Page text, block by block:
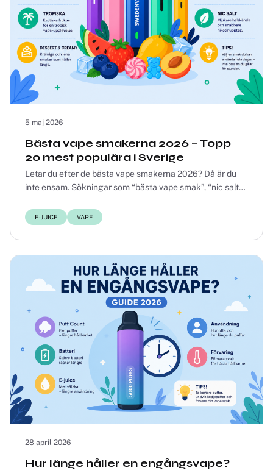
5 maj 2026
Bästa vape smakerna 2026 – Topp
20 mest populära i Sverige
Letar du efter de bästa vape smakerna 2026? Då är du
inte ensam. Sökningar som “bästa vape smak”, “nic salt
E-JUICE VAPE
28 april 2026
Hur länge håller en engångsvape?